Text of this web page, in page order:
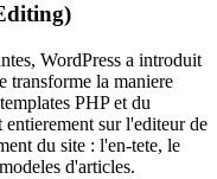
WordPress a introduit
transforme la maniere
PHP et du
sur l'editeur de
du site : l'en-tete, le
d'articles.